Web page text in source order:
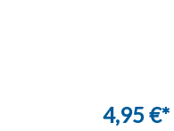
4,95 €*